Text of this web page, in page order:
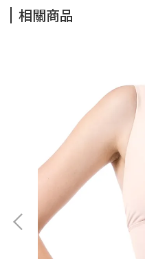
相關商品